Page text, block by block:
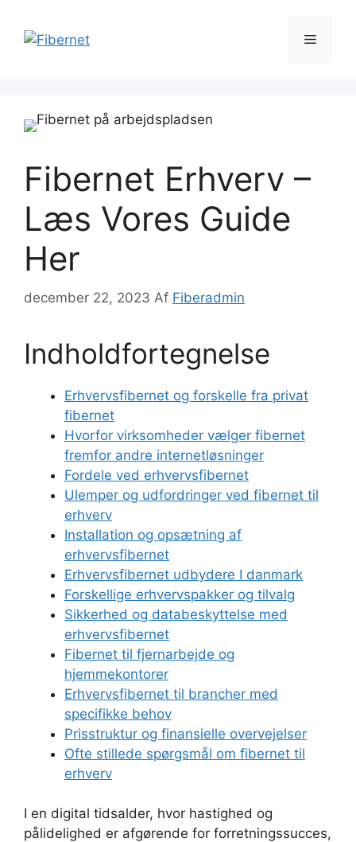
indhold
Menu
Fibernet Erhverv –
Læs Vores Guide
Her
december 22, 2023 Af Fiberadmin
Indholdfortegnelse
Erhvervsfibernet og forskelle fra privat
fibernet
Hvorfor virksomheder vælger fibernet
fremfor andre internetløsninger
Fordele ved erhvervsfibernet
Ulemper og udfordringer ved fibernet til
erhverv
Installation og opsætning af
erhvervsfibernet
Erhvervsfibernet udbydere I danmark
Forskellige erhvervspakker og tilvalg
Sikkerhed og databeskyttelse med
erhvervsfibernet
Fibernet til fjernarbejde og
hjemmekontorer
Erhvervsfibernet til brancher med
specifikke behov
Prisstruktur og finansielle overvejelser
Ofte stillede spørgsmål om fibernet til
erhverv
I en digital tidsalder, hvor hastighed og
pålidelighed er afgørende for forretningssucces,